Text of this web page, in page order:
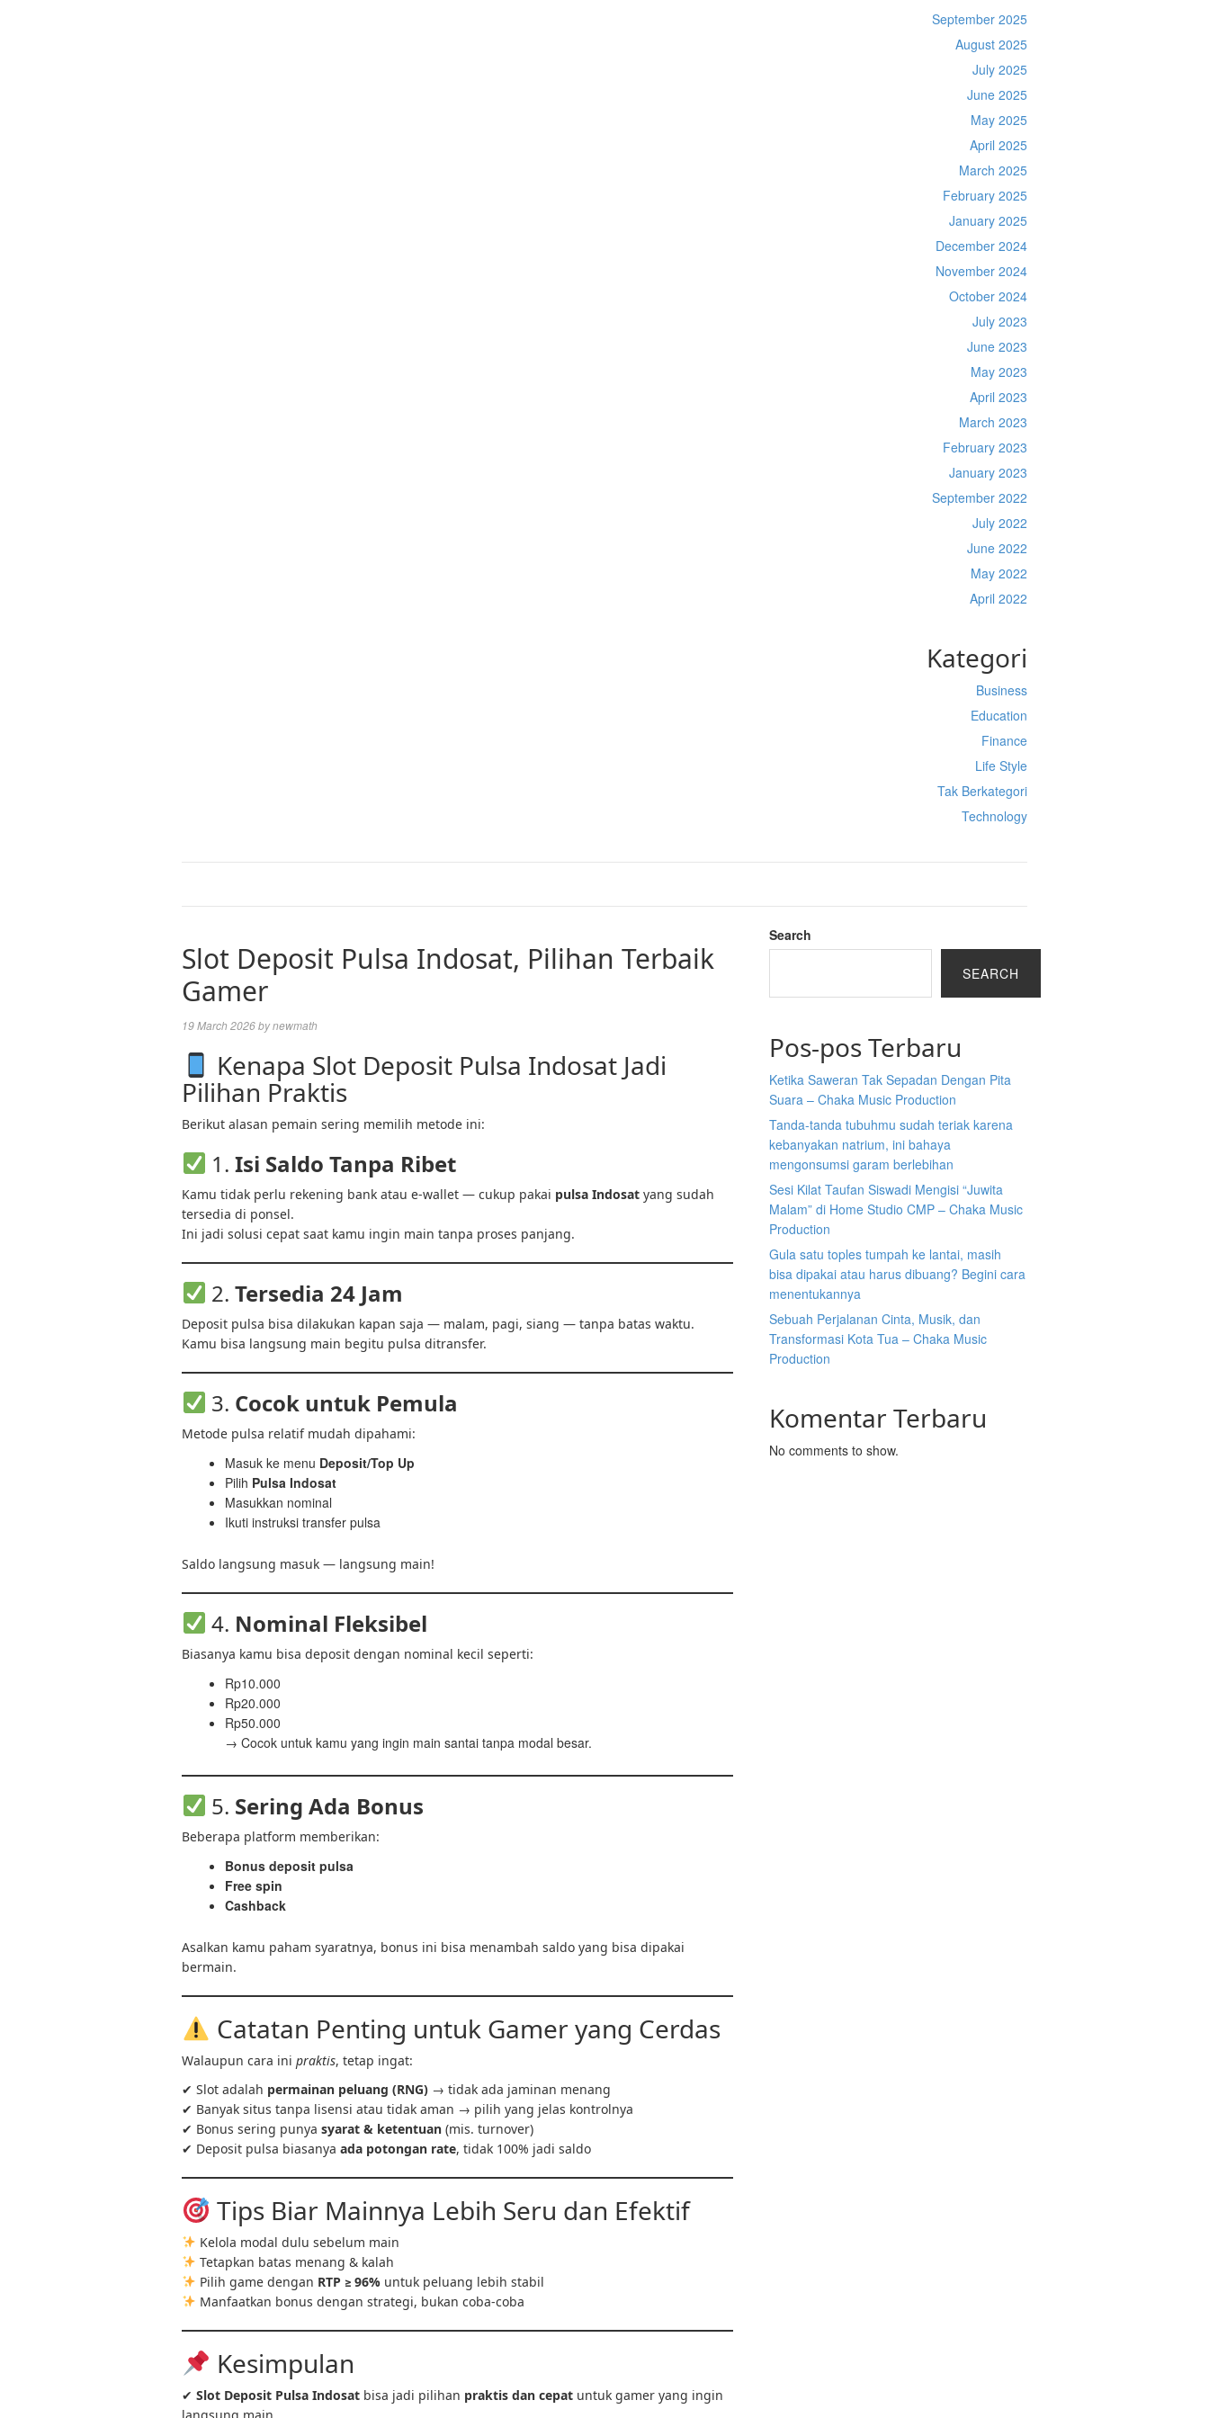
September 2025
August 2025
July 2025
June 2025
May 2025
April 2025
March 2025
February 2025
January 2025
December 2024
November 2024
October 2024
July 2023
June 2023
May 2023
April 2023
March 2023
February 2023
January 2023
September 2022
July 2022
June 2022
May 2022
April 2022
Kategori
Business
Education
Finance
Life Style
Tak Berkategori
Technology
Slot Deposit Pulsa Indosat, Pilihan Terbaik
Gamer
19 March 2026bynewmath
Kenapa Slot Deposit Pulsa Indosat Jadi
Pilihan Praktis
Berikut alasan pemain sering memilih metode ini:
1.Isi Saldo Tanpa Ribet
Kamu tidak perlu rekening bank atau e‑wallet — cukup pakai pulsa Indosat yang sudah
tersedia di ponsel.
Ini jadi solusi cepat saat kamu ingin main tanpa proses panjang.
2.Tersedia 24 Jam
Deposit pulsa bisa dilakukan kapan saja — malam, pagi, siang — tanpa batas waktu.
Kamu bisa langsung main begitu pulsa ditransfer.
3. Cocok untuk Pemula
Metode pulsa relatif mudah dipahami:
Masuk ke menu Deposit/Top Up
Pilih Pulsa Indosat
Masukkan nominal
Ikuti instruksi transfer pulsa
Saldo langsung masuk — langsung main!
4. Nominal Fleksibel
Biasanya kamu bisa deposit dengan nominal kecil seperti:
Rp10.000
Rp20.000
Rp50.000
→ Cocok untuk kamu yang ingin main santai tanpa modal besar.
5. Sering Ada Bonus
Beberapa platform memberikan:
Bonus deposit pulsa
Free spin
Cashback
Asalkan kamu paham syaratnya, bonus ini bisa menambah saldo yang bisa dipakai
bermain.
Catatan Penting untuk Gamer yang Cerdas
Walaupun cara ini praktis, tetap ingat:
✔ Slot adalah permainan peluang (RNG) → tidak ada jaminan menang
✔ Banyak situs tanpa lisensi atau tidak aman → pilih yang jelas kontrolnya
✔ Bonus sering punya syarat & ketentuan (mis. turnover)
✔ Deposit pulsa biasanya ada potongan rate, tidak 100% jadi saldo
Tips Biar Mainnya Lebih Seru dan Efektif
Kelola modal dulu sebelum main
Tetapkan batas menang & kalah
Pilih game dengan RTP ≥ 96%untuk peluang lebih stabil
Manfaatkan bonus dengan strategi, bukan coba-coba
Kesimpulan
✔ Slot Deposit Pulsa Indosat bisa jadi pilihan praktis dan cepat untuk gamer yang ingin
Search
SEARCH
Pos-pos Terbaru
Ketika Saweran Tak Sepadan Dengan Pita
Suara – Chaka Music Production
Tanda-tanda tubuhmu sudah teriak karena
kebanyakan natrium, ini bahaya
mengonsumsi garam berlebihan
Sesi Kilat Taufan Siswadi Mengisi “Juwita
Malam” di Home Studio CMP – Chaka Music
Production
Gula satu toples tumpah ke lantai, masih
bisa dipakai atau harus dibuang? Begini cara
menentukannya
Sebuah Perjalanan Cinta, Musik, dan
Transformasi Kota Tua – Chaka Music
Production
Komentar Terbaru
No comments to show.